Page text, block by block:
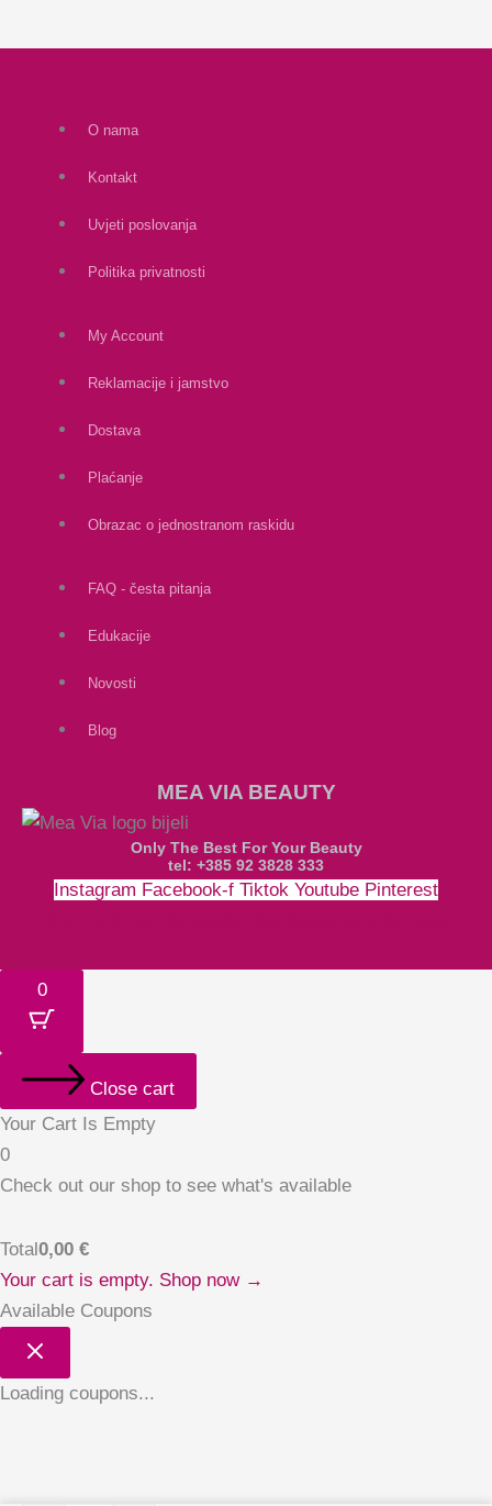
O nama
Kontakt
Uvjeti poslovanja
Politika privatnosti
My Account
Reklamacije i jamstvo
Dostava
Plaćanje
Obrazac o jednostranom raskidu
FAQ - česta pitanja
Edukacije
Novosti
Blog
MEA VIA BEAUTY
Only The Best For Your Beauty
tel: +385 92 3828 333
Instagram Facebook-f Tiktok Youtube Pinterest
0
Close cart
Your Cart Is Empty
0
Check out our shop to see what's available
Total0,00 €
Your cart is empty. Shop now →
Available Coupons
Loading coupons...